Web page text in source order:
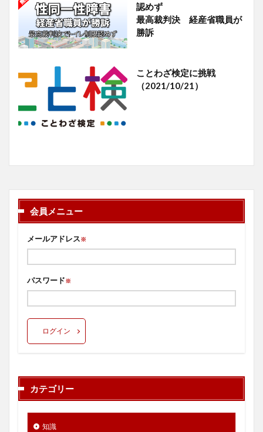
認めず
最高裁判決 経産省職員が
勝訴
ことわざ検定に挑戦
（2021/10/21）
会員メニュー
メールアドレス※
パスワード※
ログイン
カテゴリー
知識